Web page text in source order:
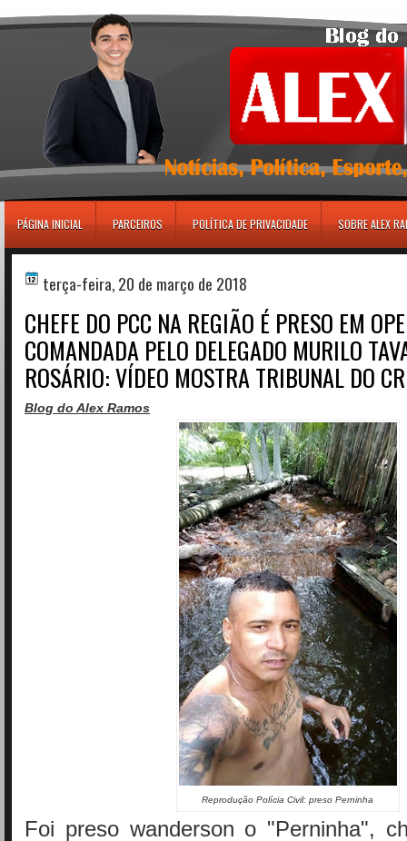
PÁGINA INICIAL PARCEIROS POLÍTICA DE PRIVACIDADE SOBRE ALEX
terça-feira, 20 de março de 2018
CHEFE DO PCC NA REGIÃO É PRESO EM
COMANDADA PELO DELEGADO MURILO
ROSÁRIO: VÍDEO MOSTRA TRIBUNAL DO
Blog do Alex Ramos
Reprodução Polícia Civil: preso Perninha
Foi preso wanderson o "Perninha",